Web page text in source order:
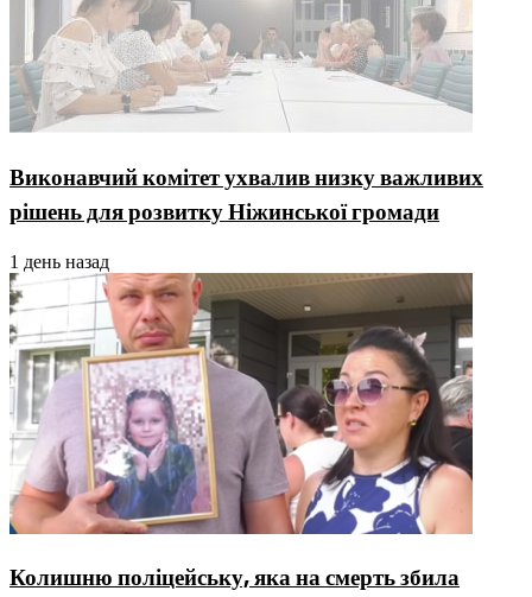
Виконавчий комітет ухвалив низку важливих
рішень для розвитку Ніжинської громади
1 день назад
Колишню поліцейську, яка на смерть збила